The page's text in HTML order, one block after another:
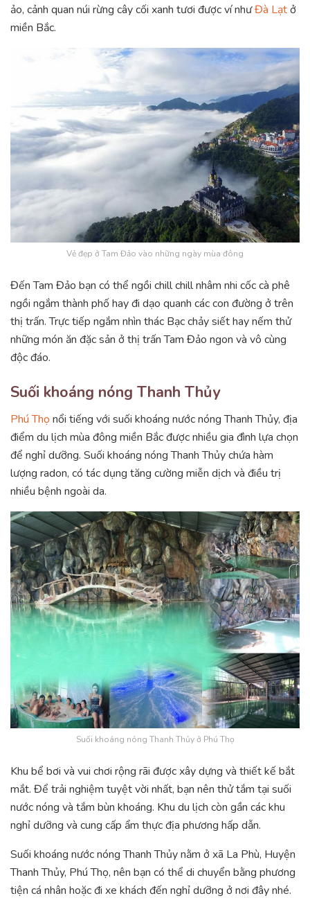
ảo, cảnh quan núi rừng cây cối xanh tươi được ví nhưĐà Lạtở
miền Bắc.
Vẻ đẹp ở Tam Đảo vào những ngày mùa đông
Đến Tam Đảo bạn có thể ngồi chill chill nhâm nhi cốc cà phê
ngồi ngắm thành phố hay đi dạo quanh các con đường ở trên
thị trấn. Trực tiếp ngắm nhìn thác Bạc chảy siết hay nếm thử
những món ăn đặc sản ở thị trấn Tam Đảo ngon và vô cùng
độc đáo.
Suối khoáng nóng Thanh Thủy
Phú Thọnổi tiếng với suối khoáng nước nóng Thanh Thủy, địa
điểm du lịch mùa đông miền Bắc được nhiều gia đình lựa chọn
để nghỉ dưỡng. Suối khoáng nóng Thanh Thủy chứa hàm
lượng radon, có tác dụng tăng cường miễn dịch và điều trị
nhiều bệnh ngoài da.
Suối khoáng nóng Thanh Thủy ở Phú Thọ
Khu bể bơi và vui chơi rộng rãi được xây dựng và thiết kế bắt
mắt. Để trải nghiệm tuyệt vời nhất, bạn nên thử tắm tại suối
nước nóng và tắm bùn khoáng. Khu du lịch còn gần các khu
nghỉ dưỡng và cung cấp ẩm thực địa phương hấp dẫn.
Suối khoáng nước nóng Thanh Thủy nằm ở xã La Phù, Huyện
Thanh Thủy, Phú Thọ, nên bạn có thể di chuyển bằng phương
tiện cá nhân hoặc đi xe khách đến nghỉ dưỡng ở nơi đây nhé.